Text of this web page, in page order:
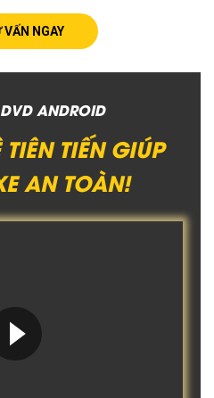
VẤN NGAY
ANDROID
TIẾN GIÚP
AN TOÀN!